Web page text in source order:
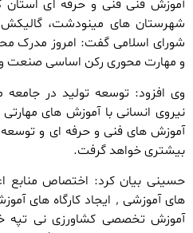
آموزش فنی فنی و حرفه ای استان
شهرستان های مینودشت،
شورای اسلامی گفت: امروز مدرک
و مهارت محوری رکن اساسی صنعت
وی افزود: توسعه تولید در جامعه
نیروی انسانی با آموزش های
آموزش های فنی و حرفه ای و
بیشتری خواهد گرفت.
حسینی بیان کرد: اختصاص منابع
های آموزشی ٬ ایجاد
آموزش تخصصی کشاورزی نی تپه